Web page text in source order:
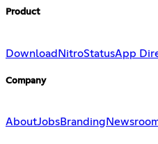
Product
DownloadNitroStatusApp
Company
AboutJobsBranding